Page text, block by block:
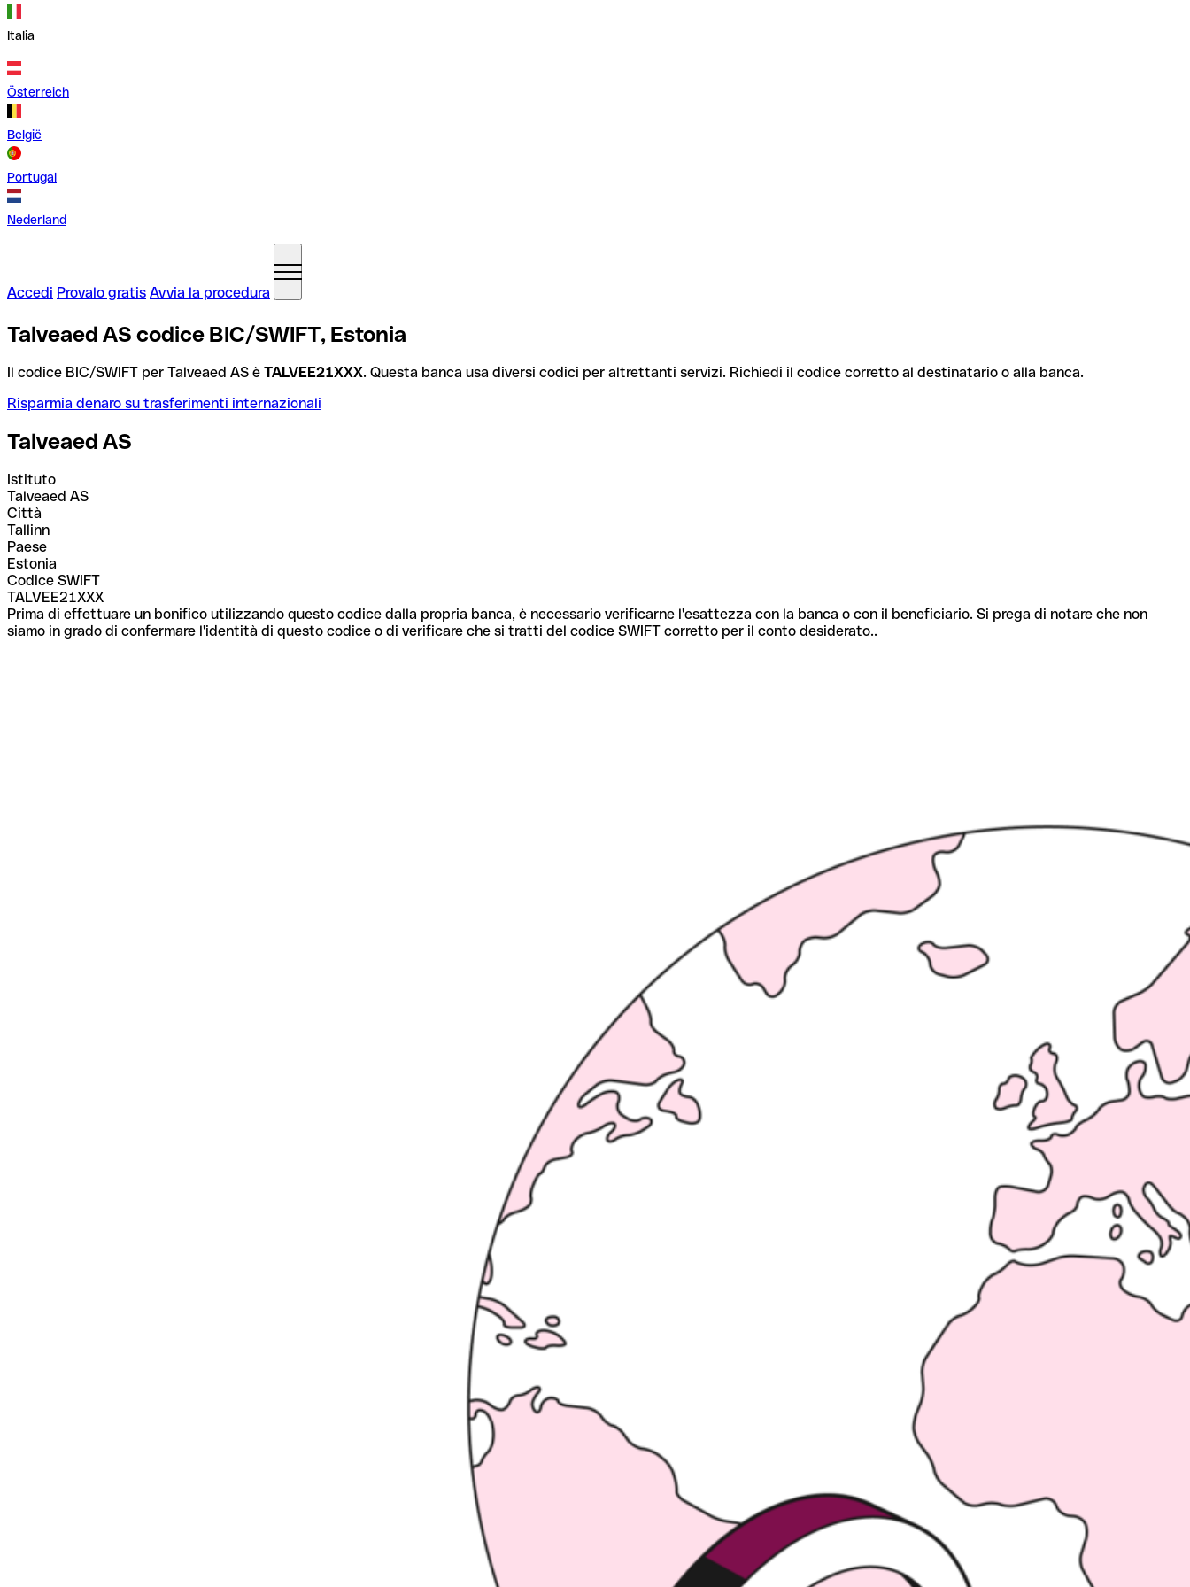
Italia
Österreich
België
Portugal
Nederland
Accedi Provalo gratis Avvia la procedura
Talveaed AS codice BIC/SWIFT, Estonia
Il codice BIC/SWIFT per Talveaed AS è TALVEE21XXX. Questa banca usa diversi codici per altrettanti servizi. Richiedi il codice corretto al destinatario o alla banca.
Risparmia denaro su trasferimenti internazionali
Talveaed AS
Istituto
Talveaed AS
Città
Tallinn
Paese
Estonia
Codice SWIFT
TALVEE21XXX
Prima di effettuare un bonifico utilizzando questo codice dalla propria banca, è necessario verificarne l'esattezza con la banca o con il beneficiario. Si prega di notare che non
siamo in grado di confermare l'identità di questo codice o di verificare che si tratti del codice SWIFT corretto per il conto desiderato..